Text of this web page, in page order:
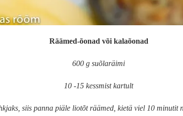
Räämed-õonad või kalaõonad
600 g suõlaräimi
10 -15 kessmist kartult
siis panna piäle liotõt räämed, kietä viel 10 minutit